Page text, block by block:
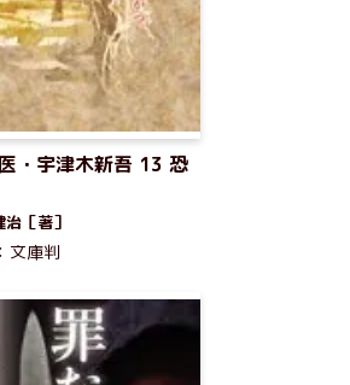
・宇津木新吾 13 恐
［著］
文庫判